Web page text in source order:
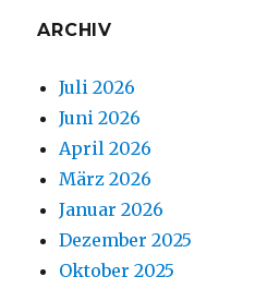
ARCHIV
Juli 2026
Juni 2026
April 2026
März 2026
Januar 2026
Dezember 2025
Oktober 2025